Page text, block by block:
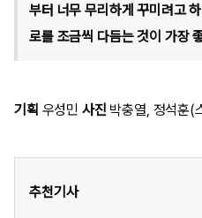
부터 너무 무리하게 꾸미려고
로를 조금씩 다듬는 것이 가장
기획 우성민 사진 박충열, 정석훈(
추천기사